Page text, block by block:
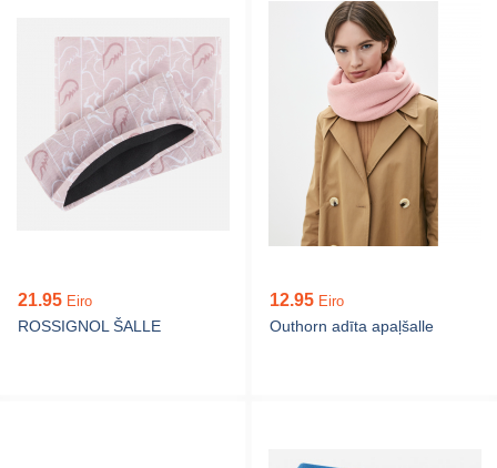
21.95 Eiro
ROSSIGNOL ŠALLE
12.95 Eiro
Outhorn adīta apaļšalle